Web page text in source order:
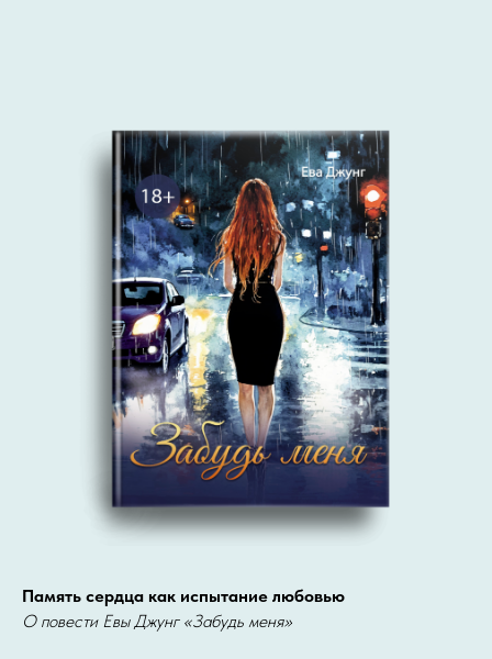
Память сердца как испытание любовью
О повести Евы Джунг «Забудь меня»